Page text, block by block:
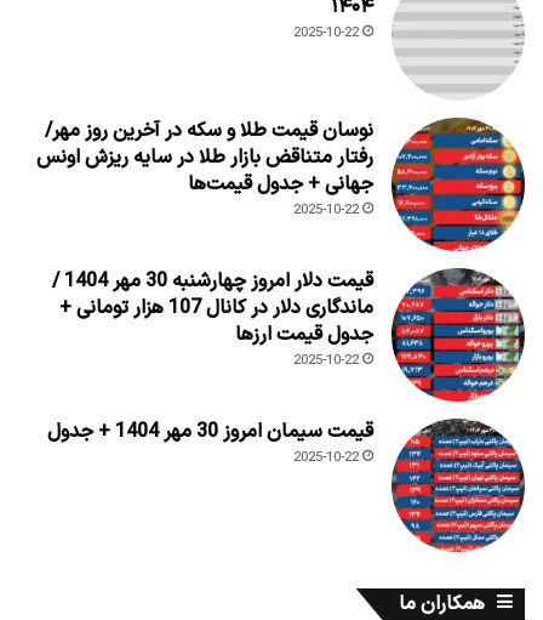
۱۴۰۴
2025-10-22
نوسان قیمت طلا و سکه در آخرین روز مهر/
رفتار متناقض بازار طلا در سایه ریزش اونس
جهانی + جدول قیمت‌ها
2025-10-22
قیمت دلار امروز چهارشنبه 30 مهر 1404 /
ماندگاری دلار در کانال 107 هزار تومانی +
جدول قیمت ارزها
2025-10-22
قیمت سیمان امروز 30 مهر 1404 + جدول
2025-10-22
همکاران ما